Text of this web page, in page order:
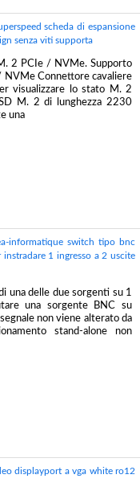
scheda di espansione
senza viti supporta
2 PCIe / NVMe. Supporto
NVMe Connettore cavaliere
visualizzare lo stato M. 2
M. 2 di lunghezza 2230
una
informatique switch tipo bnc
1 ingresso a 2 uscite
una delle due sorgenti su 1
una sorgente BNC su
non viene alterato da
stand-alone non
displayport a vga white ro12